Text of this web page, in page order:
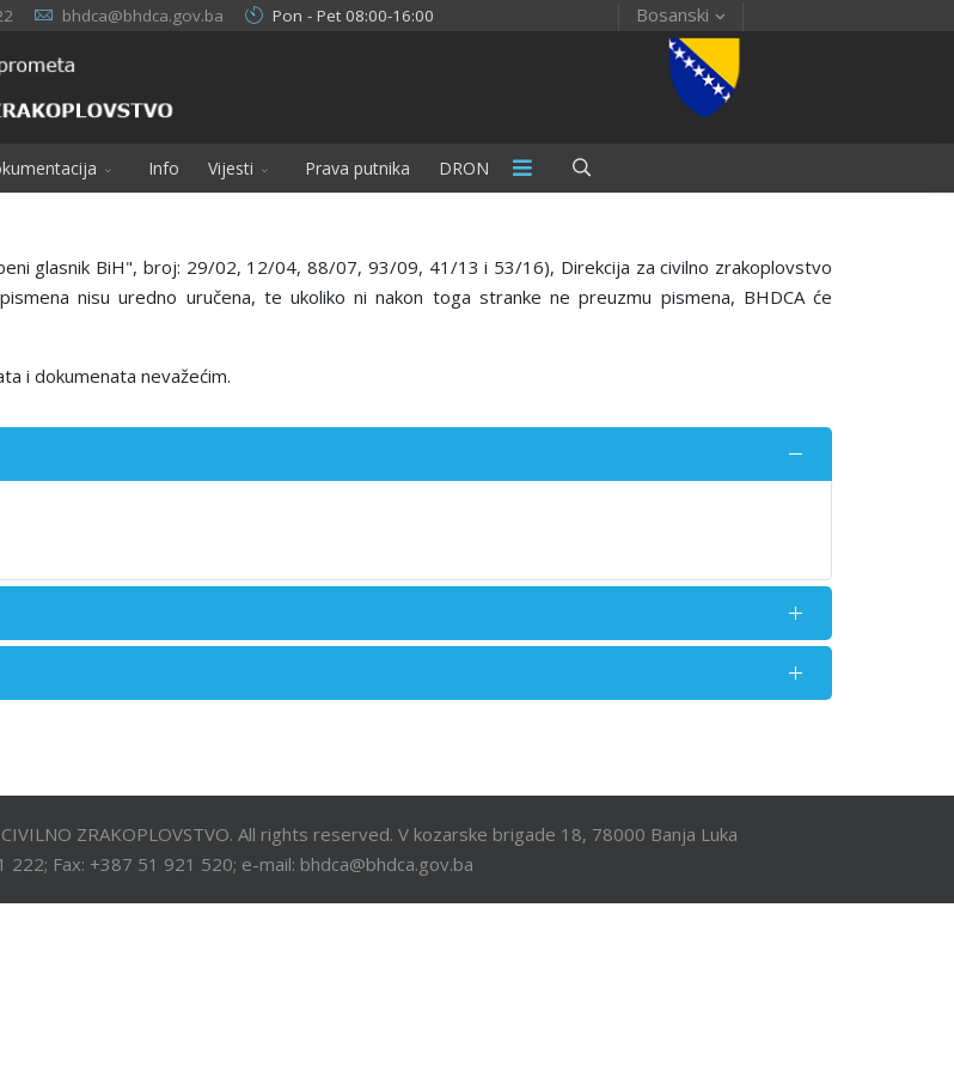
bhdca@bhdca.gov.ba Pon - Pet 08:00-16:00 Bosanski
Info Vijesti Prava putnika DRON
glasnik BiH", broj: 29/02, 12/04, 88/07, 93/09, 41/13 i 53/16), Direkcija za civilno zrakoplovstvo
nisu uredno uručena, te ukoliko ni nakon toga stranke ne preuzmu pismena, BHDCA će
i dokumenata nevažećim.
ZRAKOPLOVSTVO. All rights reserved. V kozarske brigade 18, 78000 Banja Luka
Fax: +387 51 921 520; e-mail: bhdca@bhdca.gov.ba